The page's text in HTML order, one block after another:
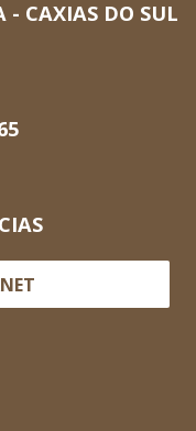
- CAXIAS DO SUL